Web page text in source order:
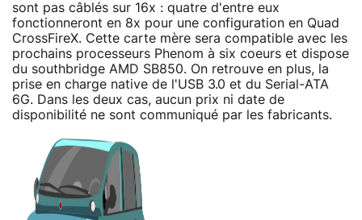
sont pas câblés sur 16x : quatre d'entre eux
fonctionneront en 8x pour une configuration en Quad
CrossFireX. Cette carte mère sera compatible avec les
prochains processeurs Phenom à six coeurs et dispose
du southbridge AMD SB850. On retrouve en plus, la
prise en charge native de l'USB 3.0 et du Serial-ATA
6G. Dans les deux cas, aucun prix ni date de
disponibilité ne sont communiqué par les fabricants.